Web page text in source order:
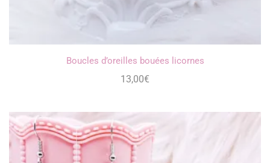
Boucles d’oreilles bouées licornes
13,00€